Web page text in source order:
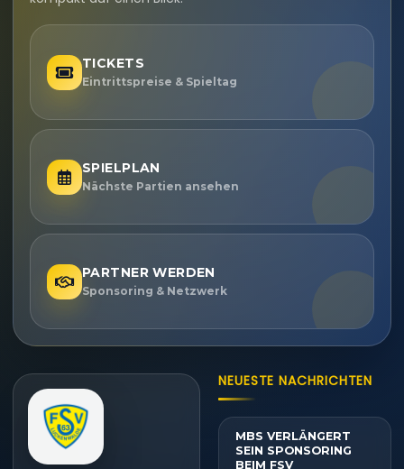
TICKETS
Eintrittspreise & Spieltag
SPIELPLAN
Nächste Partien ansehen
PARTNER WERDEN
Sponsoring & Netzwerk
NEUESTE NACHRICHTEN
MBS VERLÄNGERT
SEIN SPONSORING
BEIM FSV